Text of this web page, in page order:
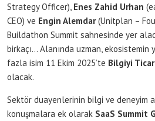
Strategy Officer), Enes Zahid Urhan
CEO) ve Engin Alemdar(Unitplan –
Buildathon Summit sahnesinde yer
birkaçı… Alanında uzman, ekosistemin
fazla isim 11 Ekim 2025’te Bilgiyi
olacak.
Sektör duayenlerinin bilgi ve deneyim
konuşmalara ek olarak SaaS Summit